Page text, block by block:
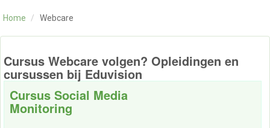
OVER ONS
CONTACT
Home / Webcare
Cursus Webcare volgen? Opleidingen en
cursussen bij Eduvision
Cursus Social Media
Monitoring